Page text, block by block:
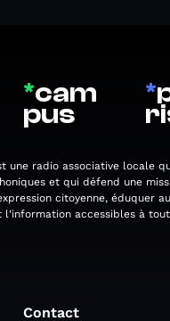
*cam
pus
*
une radio associative locale
et qui défend une
citoyenne, éduquer
accessibles à
Contact